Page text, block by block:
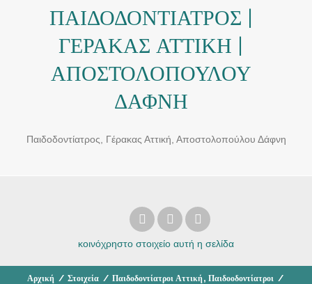
ΠΑΙΔΟΔΟΝΤΙΑΤΡΟΣ |
ΓΕΡΑΚΑΣ ΑΤΤΙΚΗ |
ΑΠΟΣΤΟΛΟΠΟΥΛΟΥ
ΔΑΦΝΗ
Παιδοδοντίατρος, Γέρακας Αττική, Αποστολοπούλου Δάφνη
κοινόχρηστο στοιχείο αυτή η σελίδα
Αρχική / Στοιχεία / Παιδοδοντίατροι Αττική , Παιδοοδοντίατροι /